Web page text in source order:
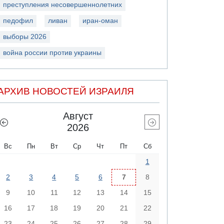
преступления несовершеннолетних
педофил ливан иран-оман
выборы 2026
война россии против украины
НОВОСТЕЙ ИЗРАИЛЯ
Август
2026
Вс Пн Вт Ср Чт Пт Сб
1
2
3 4 5 6 7
8
9
10 11 12 13 14
15
16
17 18 19 20 21
22